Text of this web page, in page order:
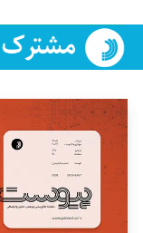
فائزه فتحی
تحریریه
سروش کرمیان
تحریریه